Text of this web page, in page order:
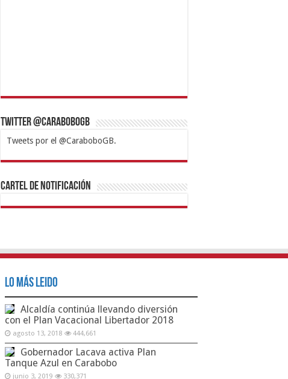
Twitter @CaraboboGB
Tweets por el @CaraboboGB.
1xbetBetturkeyBetistKralbetSupertotobetTipobet
https://mvbcasino.com/
Cartel de Notificación
Lo Más Leido
Alcaldía continúa llevando diversión
con el Plan Vacacional Libertador 2018
agosto 13, 2018 444,661
Gobernador Lacava activa Plan
Tanque Azul en Carabobo
junio 3, 2019 330,371